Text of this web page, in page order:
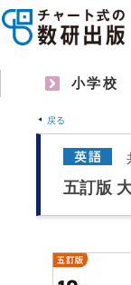
小学校
戻る
五訂版